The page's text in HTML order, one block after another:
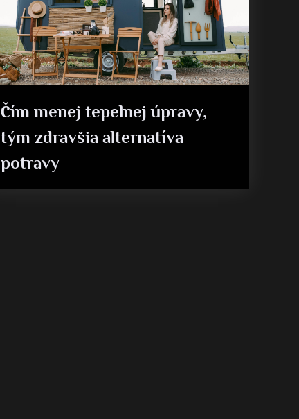
Čím menej tepelnej úpravy,
tým zdravšia alternatíva
potravy